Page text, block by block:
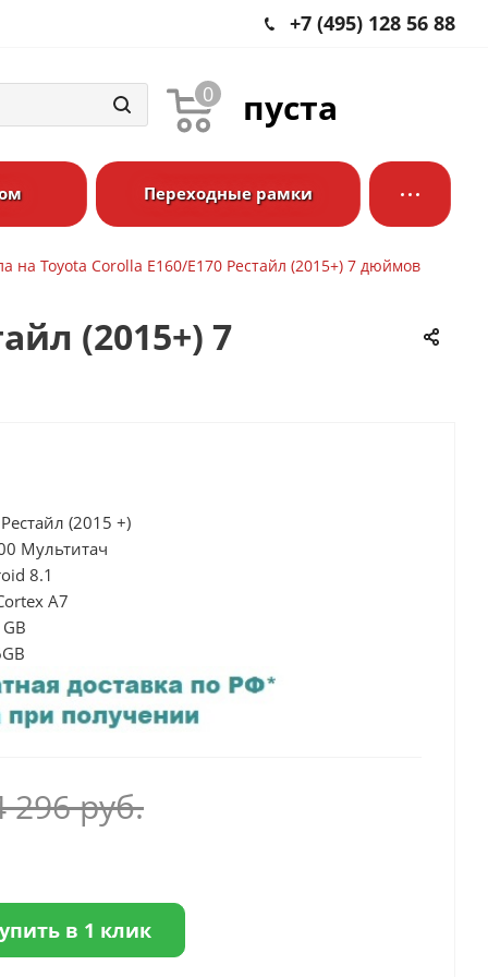
+7 (495) 128 56 88
пуста
0
Переходные рамки
на Toyota Corolla E160/E170 Рестайл (2015+) 7 дюймов
(2015+) 7
(2015 +)
Мультитач
8.1
A7
296руб.
в 1 клик